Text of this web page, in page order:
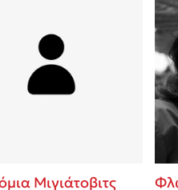
Μιγιάτοβιτς